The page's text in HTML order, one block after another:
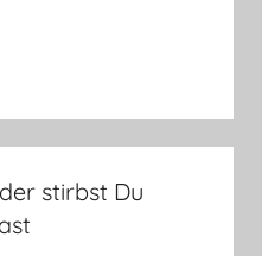
stirbst Du